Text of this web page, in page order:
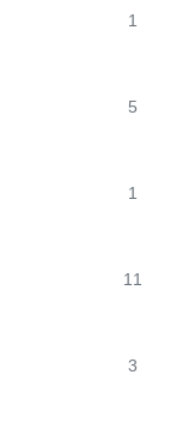
1
5
1
11
3